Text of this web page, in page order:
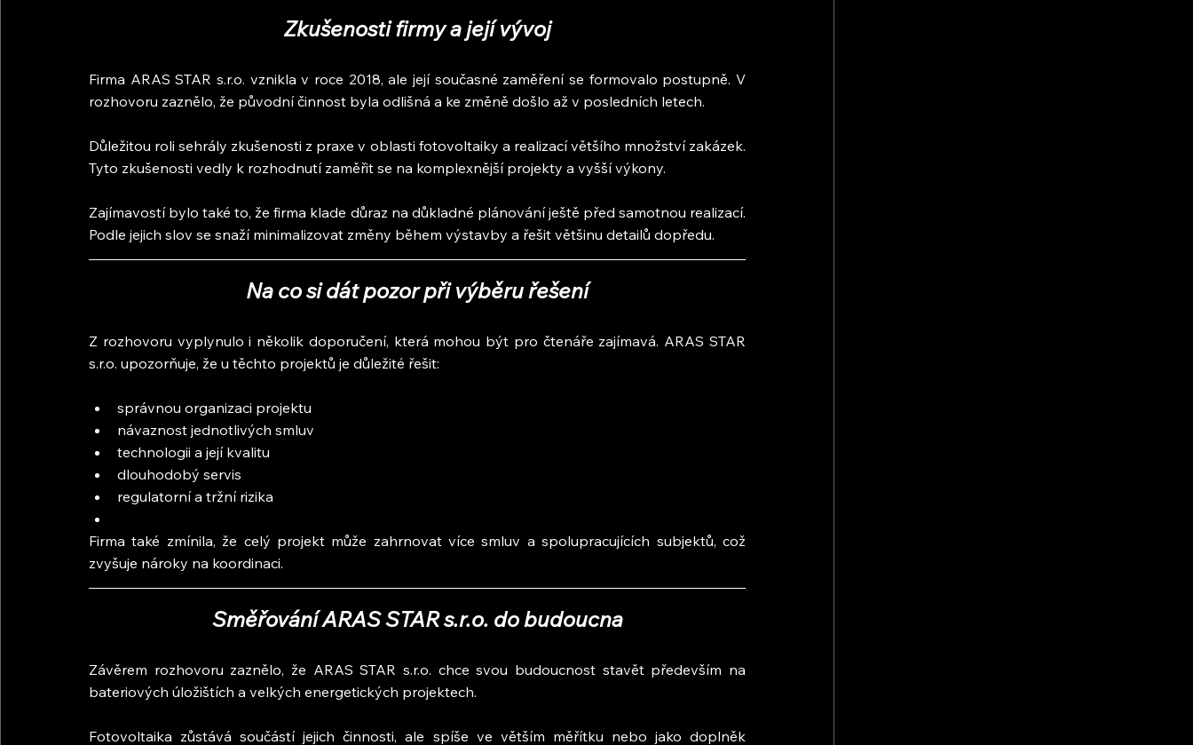
Zkušenosti firmy a její vývoj
Firma ARAS STAR s.r.o. vznikla v roce 2018, ale její současné zaměření se formovalo postupně. V
rozhovoru zaznělo, že původní činnost byla odlišná a ke změně došlo až v posledních letech.
Důležitou roli sehrály zkušenosti z praxe v oblasti fotovoltaiky a realizací většího množství zakázek.
Tyto zkušenosti vedly k rozhodnutí zaměřit se na komplexnější projekty a vyšší výkony.
Zajímavostí bylo také to, že firma klade důraz na důkladné plánování ještě před samotnou realizací.
Podle jejich slov se snaží minimalizovat změny během výstavby a řešit většinu detailů dopředu.
Na co si dát pozor při výběru řešení
Z rozhovoru vyplynulo i několik doporučení, která mohou být pro čtenáře zajímavá. ARAS STAR
s.r.o. upozorňuje, že u těchto projektů je důležité řešit:
správnou organizaci projektu
návaznost jednotlivých smluv
technologii a její kvalitu
dlouhodobý servis
regulatorní a tržní rizika
Firma také zmínila, že celý projekt může zahrnovat více smluv a spolupracujících subjektů, což
zvyšuje nároky na koordinaci.
Směřování ARAS STAR s.r.o. do budoucna
Závěrem rozhovoru zaznělo, že ARAS STAR s.r.o. chce svou budoucnost stavět především na
bateriových úložištích a velkých energetických projektech.
Fotovoltaika zůstává součástí jejich činnosti, ale spíše ve větším měřítku nebo jako doplněk